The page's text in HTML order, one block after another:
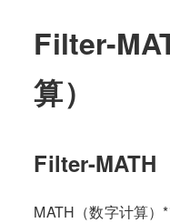
Filter-
算）
Filter-MATH
MATH（数字计算）